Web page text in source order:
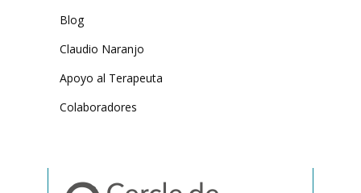
Blog
Claudio Naranjo
Apoyo al Terapeuta
Colaboradores